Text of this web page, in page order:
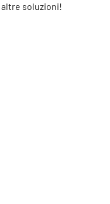
soluzioni!